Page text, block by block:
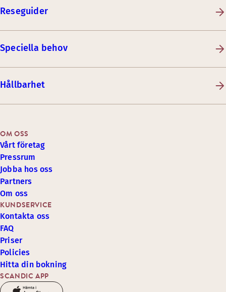
Reseguider
Speciella behov
Hållbarhet
SCANDIC APP
KUNDSERVICE
Kontakta oss
FAQ
Priser
Policies
Hitta din bokning
OM OSS
Vårt företag
Pressrum
Jobba hos oss
Partners
Om oss